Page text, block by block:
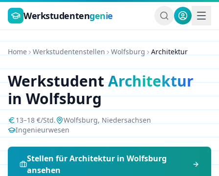
Zum Hauptinhalt springen
Werkstudentengenie
Home Werkstudentenstellen Wolfsburg Architektur
WerkstudentArchitektur
inWolfsburg
13–18 €/Std. Wolfsburg, Niedersachsen
Ingenieurwesen
Stellen fürArchitektur inWolfsburg
ansehen